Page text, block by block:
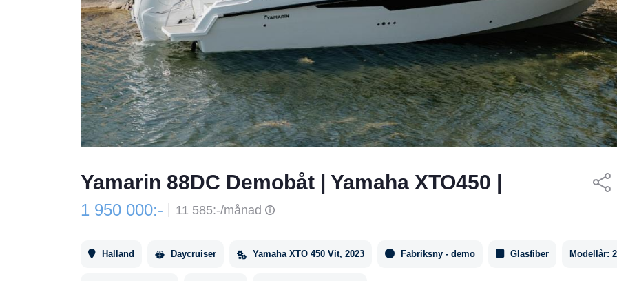
Yamarin 88DC Demobåt | Yamaha XTO450 |
1 950 000:- 11 585:-/månad
Halland Daycruiser Yamaha XTO 450 Vit, 2023 Fabriksny - demo Glasfiber Modellår: